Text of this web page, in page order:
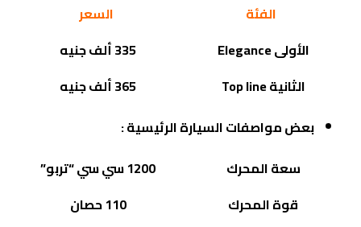
الفئة
السعر
الأولىElegance
335 ألف جنيه
الثانيةTop line
365 ألف جنيه
بعض مواصفات السيارة الرئيسية :
سعة المحرك
1200 سي سي “تربو”
قوة المحرك
110 حصان